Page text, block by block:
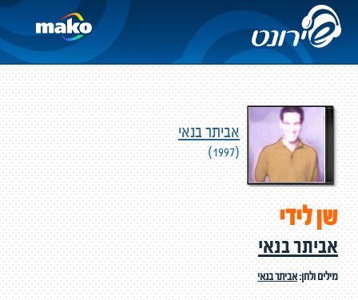
אביתר בנאי
(1997)
שן לידי
אביתר בנאי
מילים ולחן:אביתר בנאי